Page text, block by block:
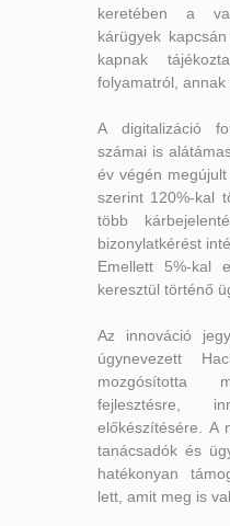
keretében a
kárügyek
kapnak
folyamatról, annak
A digitalizáció
számai is
év végén
szerint 120%-kal
több
bizonylatkérést
Emellett 5%-kal
keresztül történő
Az innováció
úgynevezett
mozgósította
fejlesztésre,
előkészítésére. A
tanácsadók és
hatékonyan
lett, amit meg is